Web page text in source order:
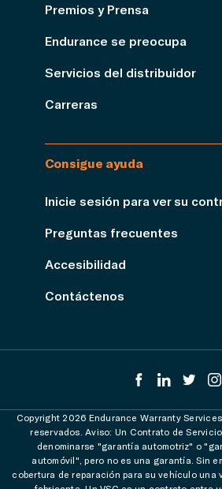
Premios y Prensa
Endurance se preocupa
Servicios del distribuidor
Carreras
Consigue ayuda
Inicie sesión para ver su
Preguntas frecuentes
Accesibilidad
Contáctenos
Copyright 2026 Endurance Warranty
reservados. Aviso: Un Contrato de
denominarse "garantía automotriz" o
automóvil", pero no es una garantía. Sin
cobertura de reparación para su vehículo una